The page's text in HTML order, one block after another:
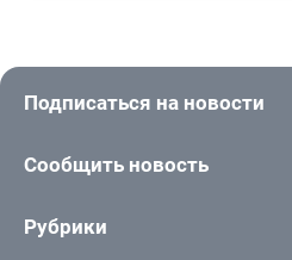
Подписаться на новости
Сообщить новость
Рубрики